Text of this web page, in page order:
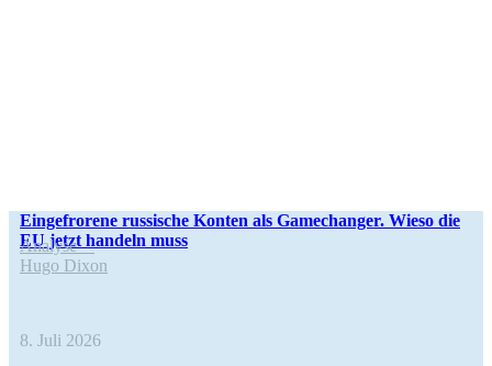
Ein­ge­fro­rene rus­si­sche Konten als Game­ch­an­ger. Wieso die
EU jetzt handeln muss
Analyse
Hugo Dixon
8. Juli 2026